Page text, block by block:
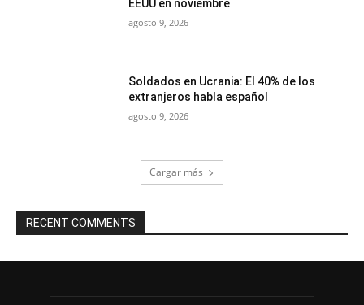
EEUU en noviembre
agosto 9, 2026
Soldados en Ucrania: El 40% de los
extranjeros habla español
agosto 9, 2026
Cargar más
RECENT COMMENTS